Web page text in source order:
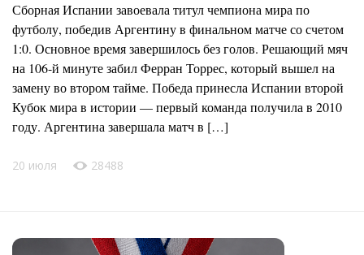
Сборная Испании завоевала титул чемпиона мира по
футболу, победив Аргентину в финальном матче со счетом
1:0. Основное время завершилось без голов. Решающий мяч
на 106-й минуте забил Ферран Торрес, который вышел на
замену во втором тайме. Победа принесла Испании второй
Кубок мира в истории — первый команда получила в 2010
году. Аргентина завершала матч в […]
20 июля 28488